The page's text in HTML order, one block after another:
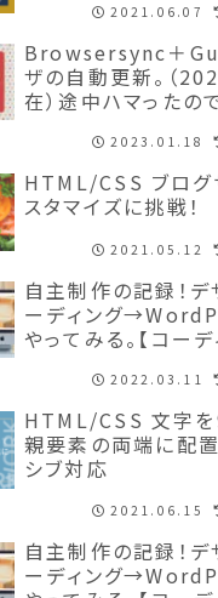
2021.06.07
Browsersync＋
ザの自動更新。（
在）途中ハマったの
2023.01.18
HTML/CSS ブログ
スタマイズに挑戦！
2021.05.12
自主制作の記録！
ーディング
やってみる。【コーデ
2022.03.11
HTML/CSS 文字を
親要素の両端に配置
シブ対応
2021.06.15
自主制作の記録！
ーディング